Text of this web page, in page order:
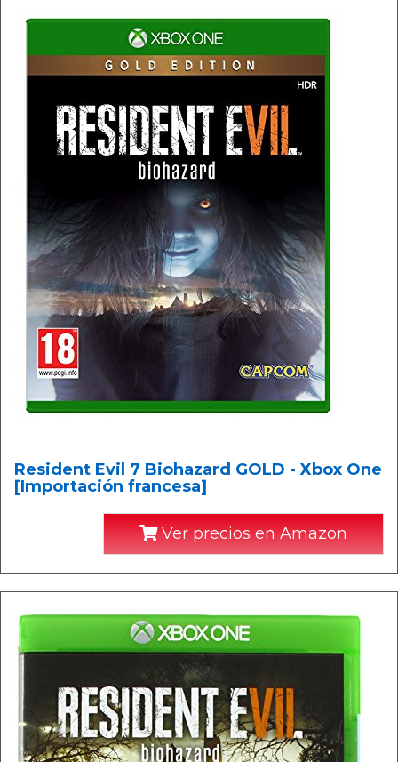
Resident Evil 7 Biohazard GOLD - Xbox One
[Importación francesa]
Ver precios en Amazon